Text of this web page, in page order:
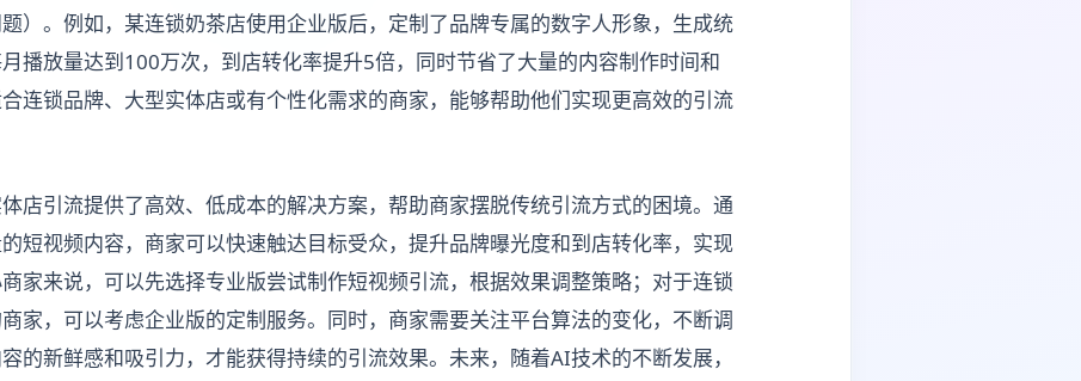
题）。例如，某连锁奶茶店使用企业版后，定制了品牌专属的数字人形象，生成统
播放量达到100万次，到店转化率提升5倍，同时节省了大量的内容制作时间和
连锁品牌、大型实体店或有个性化需求的商家，能够帮助他们实现更高效的引流
店引流提供了高效、低成本的解决方案，帮助商家摆脱传统引流方式的困境。通
短视频内容，商家可以快速触达目标受众，提升品牌曝光度和到店转化率，实现
家来说，可以先选择专业版尝试制作短视频引流，根据效果调整策略；对于连锁
家，可以考虑企业版的定制服务。同时，商家需要关注平台算法的变化，不断调
的新鲜感和吸引力，才能获得持续的引流效果。未来，随着AI技术的不断发展，